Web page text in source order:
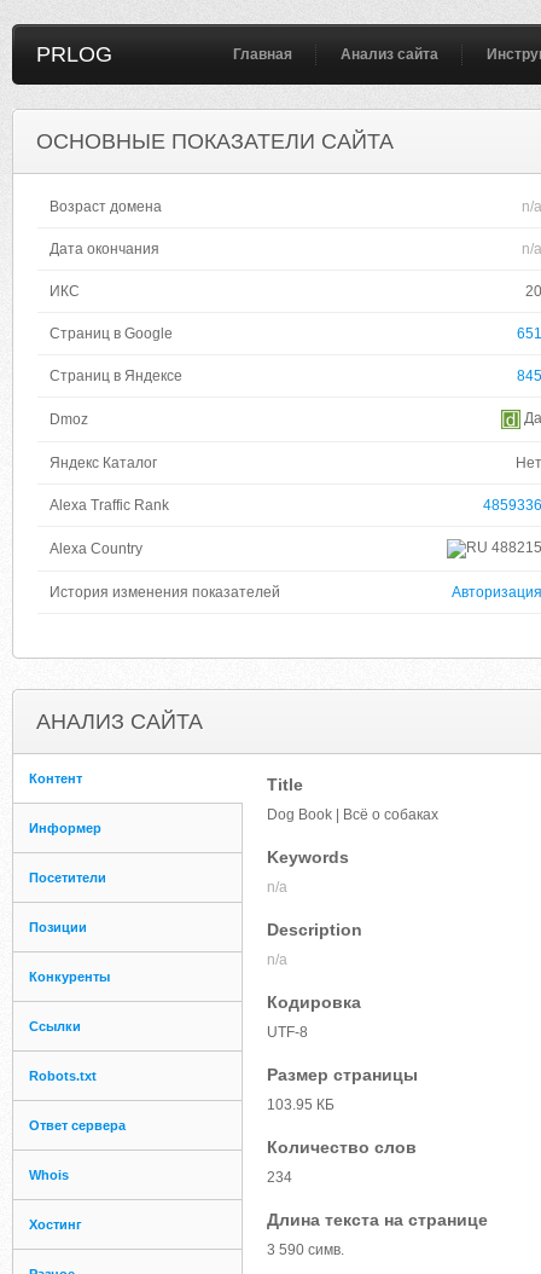
PRLOG Главная Анализ сайта
ОСНОВНЫЕ ПОКАЗАТЕЛИ САЙТА
Возраст домена n/a
Дата окончания n/a
ИКС 20
Страниц в Google 651
Страниц в Яндексе 845
Dmoz Да
Яндекс Каталог Нет
Alexa Traffic Rank 4859336
Alexa Country 488215
История изменения показателей Авторизация
АНАЛИЗ САЙТА
Контент
Информер
Посетители
Позиции
Конкуренты
Ссылки
Robots.txt
Ответ сервера
Whois
Хостинг
Title
Dog Book | Всё о собаках
Keywords
n/a
Description
n/a
Кодировка
UTF-8
Размер страницы
103.95 КБ
Количество слов
234
Длина текста на странице
3 590 симв.